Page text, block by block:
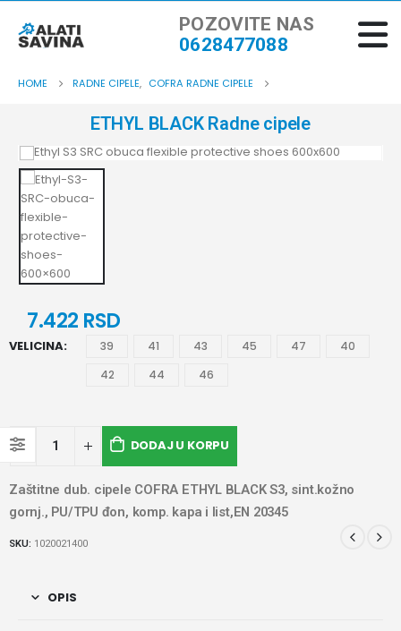
POZOVITE NAS
0628477088
HOME RADNE CIPELE, COFRA RADNE CIPELE
ETHYL BLACK Radne cipele
7.422 RSD
VELICINA 39 41 43 45 47
40
42
44 46
DODAJ U KORPU
Zaštitne dub. cipele COFRA ETHYL BLACK S3, sint.kožno
gornj., PU/TPU đon, komp. kapa i list,EN 20345
SKU: 1020021400
OPIS